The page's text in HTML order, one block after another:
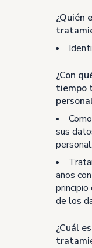
¿Quién
¿Con
tiempo
sus
personal.
años
de los
¿Cuál